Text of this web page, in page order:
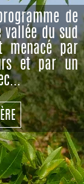
de
du sud
menacé par
et par un